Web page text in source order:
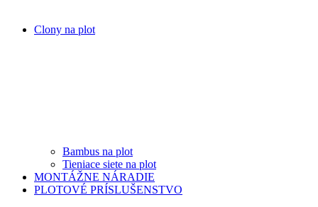
Clony na plot
Bambus na plot
Tieniace siete na plot
MONTÁŽNE NÁRADIE
PLOTOVÉ PRÍSLUŠENSTVO